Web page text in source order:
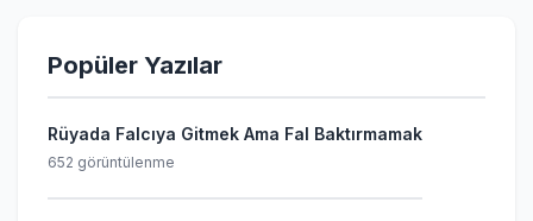
Popüler Yazılar
Rüyada Falcıya Gitmek Ama Fal Baktırmamak
652 görüntülenme